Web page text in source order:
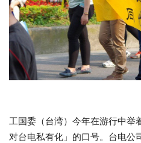
工国委（台湾）今年在游行中
对台电私有化」的口号。台电公